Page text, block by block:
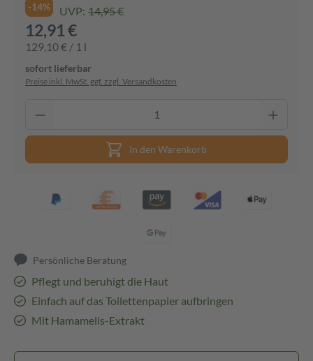
-14% UVP: 14,95 €
12,91 €
129,10 € / 1 l
sofort lieferbar
Preise inkl. MwSt. ggf. zzgl. Versandkosten
In den Warenkorb
Persönliche Beratung
Pflegt und beruhigt die Haut
Einfach auf das Toilettenpapier aufbringen
Mit Hamamelis-Extrakt